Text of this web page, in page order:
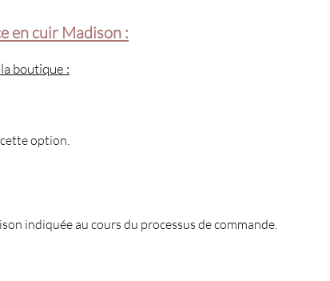
en cuir Madison :
boutique :
option.
indiquée au cours du processus de commande.